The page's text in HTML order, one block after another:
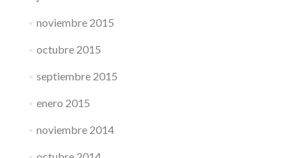
noviembre 2015
octubre 2015
septiembre 2015
enero 2015
noviembre 2014